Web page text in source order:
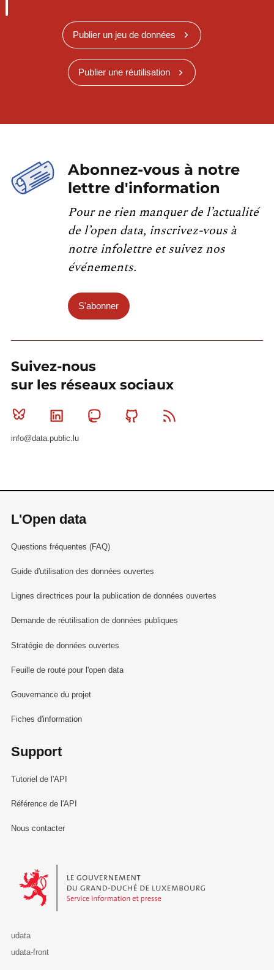
Publier un jeu de données
Publier une réutilisation
Abonnez-vous à notre
lettre d'information
Pour ne rien manquer de l’actualité
de l’open data, inscrivez-vous à
notre infolettre et suivez nos
événements.
S'abonner
Suivez-nous
sur les réseaux sociaux
Bluesky Linkedin MastodonGithub
info@data.public.lu
L'Open data
Questions fréquentes (FAQ)
Guide d'utilisation des données ouvertes
Lignes directrices pour la publication de données ouvertes
Demande de réutilisation de données publiques
Stratégie de données ouvertes
Feuille de route pour l'open data
Gouvernance du projet
Fiches d'information
Support
Tutoriel de l'API
Référence de l'API
Nous contacter
Le Gouvernement du Grand-Duché de Luxembourg - Service
udata
udata-front